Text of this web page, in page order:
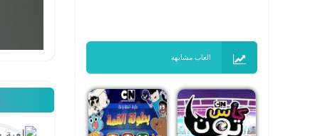
العاب مشابهه